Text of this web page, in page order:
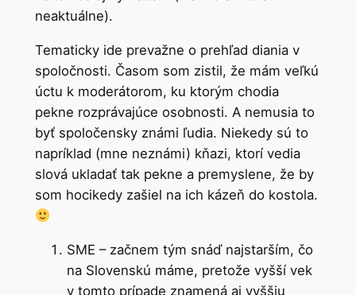
neaktuálne).
Tematicky ide prevažne o prehľad diania v
spoločnosti. Časom som zistil, že mám veľkú
úctu k moderátorom, ku ktorým chodia
pekne rozprávajúce osobnosti. A nemusia to
byť spoločensky známi ľudia. Niekedy sú to
napríklad (mne neznámi) kňazi, ktorí vedia
slová ukladať tak pekne a premyslene, že by
som hocikedy zašiel na ich kázeň do kostola.
SME – začnem tým snáď najstarším, čo
na Slovenskú máme, pretože vyšší vek
v tomto prípade znamená aj vyššiu